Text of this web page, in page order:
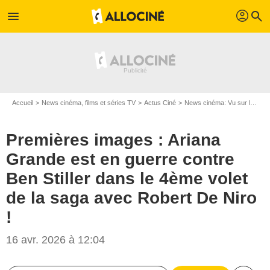
menu profil search
Accueil News cinéma, films et séries TV Actus Ciné News cinéma: Vu sur le web
Premières images : Ariana
Grande est en guerre contre
Ben Stiller dans le 4ème volet
de la saga avec Robert De Niro
!
16 avr. 2026 à 12:04